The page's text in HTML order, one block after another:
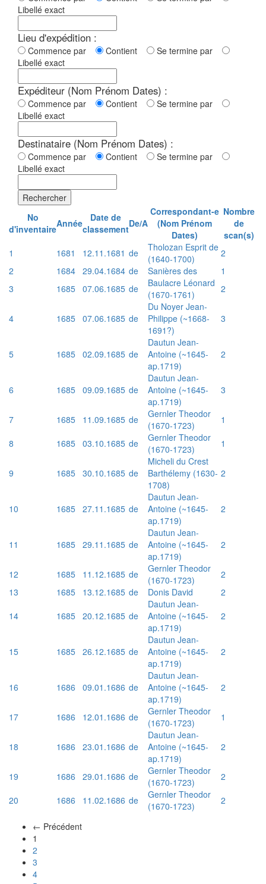
Libellé exact
Lieu d'expédition :
Commence par Contient
Se termine par
Libellé exact
Expéditeur (Nom Prénom Dates) :
Commence par Contient
Se termine par
Libellé exact
Destinataire (Nom Prénom Dates) :
Commence par Contient
Se termine par
Libellé exact
Rechercher
No
d'inventaireAnnée
Date de
classementDe/A
Correspondant-e
(Nom Prénom
Dates)
Nombre
de
scan(s)
1
1681 12.11.1681 de
Tholozan Esprit de
(1640-1700)
2
2
1684 29.04.1684 de Sanières des
1
3
1685 07.06.1685 de
Baulacre Léonard
(1670-1761)
2
4 1685 07.06.1685 de
Du Noyer Jean-
Philippe (~1668-
1691?)
3
5 1685 02.09.1685 de
Dautun Jean-
Antoine (~1645-
ap.1719)
2
6 1685 09.09.1685 de
Dautun Jean-
Antoine (~1645-
ap.1719)
3
7 1685 11.09.1685 de
Gernler Theodor
(1670-1723)
1
8
1685 03.10.1685 de
Gernler Theodor
(1670-1723)
1
9 1685 30.10.1685 de
Micheli du Crest
Barthélemy (1630-
1708)
2
10 1685 27.11.1685 de
Dautun Jean-
Antoine (~1645-
ap.1719)
2
11 1685 29.11.1685 de
Dautun Jean-
Antoine (~1645-
ap.1719)
2
12 1685 11.12.1685 de
Gernler Theodor
(1670-1723)
2
13
1685 13.12.1685 de Donis David
2
14
1685 20.12.1685 de
Dautun Jean-
Antoine (~1645-
ap.1719)
2
15 1685 26.12.1685 de
Dautun Jean-
Antoine (~1645-
ap.1719)
2
16 1686 09.01.1686 de
Dautun Jean-
Antoine (~1645-
ap.1719)
2
17 1686 12.01.1686 de
Gernler Theodor
(1670-1723)
1
18 1686 23.01.1686 de
Dautun Jean-
Antoine (~1645-
ap.1719)
2
19 1686 29.01.1686 de
Gernler Theodor
(1670-1723)
2
20
1686 11.02.1686 de
Gernler Theodor
(1670-1723)
2
← Précédent
1
2
3
4